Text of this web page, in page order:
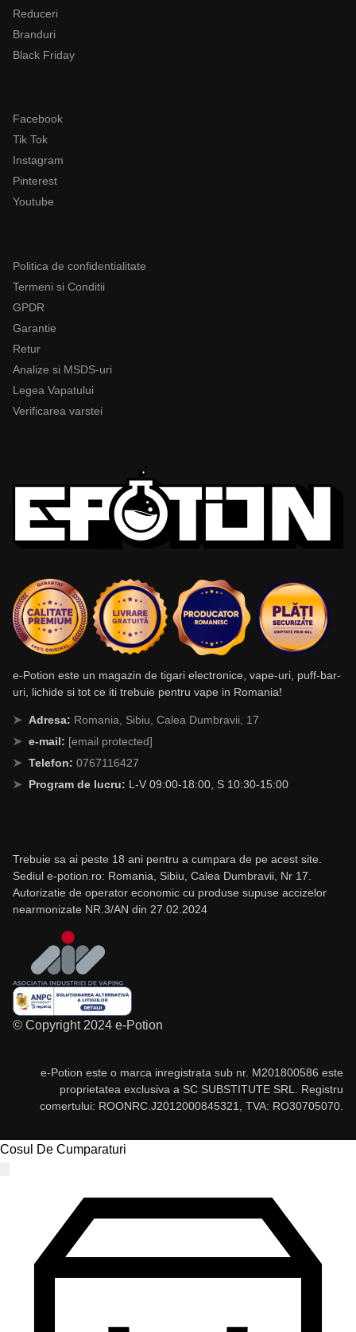
Reduceri
Branduri
Black Friday
Facebook
Tik Tok
Instagram
Pinterest
Youtube
Politica de confidentialitate
Termeni si Conditii
GPDR
Garantie
Retur
Analize si MSDS-uri
Legea Vapatului
Verificarea varstei
e-Potion este un magazin de tigari electronice, vape-uri, puff-bar-
uri, lichide si tot ce iti trebuie pentru vape in Romania!
Adresa: Romania, Sibiu, Calea Dumbravii, 17
e-mail: [email protected]
Telefon: 0767116427
Program de lucru: L-V 09:00-18:00, S 10:30-15:00
Trebuie sa ai peste 18 ani pentru a cumpara de pe acest site.
Sediul e-potion.ro: Romania, Sibiu, Calea Dumbravii, Nr 17.
Autorizatie de operator economic cu produse supuse accizelor
nearmonizate NR.3/AN din 27.02.2024
© Copyright 2024 e-Potion
e-Potion este o marca inregistrata sub nr. M201800586 este
proprietatea exclusiva a SC SUBSTITUTE SRL. Registru
comertului: ROONRC.J2012000845321, TVA: RO30705070.
Cosul De Cumparaturi